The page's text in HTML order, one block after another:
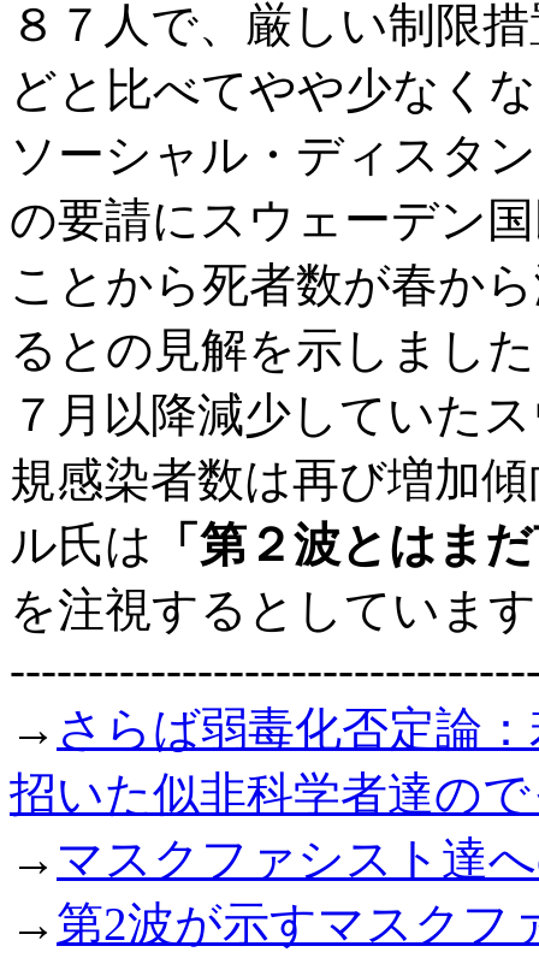
８７人で、厳しい制限
どと比べてやや少なく
ソーシャル・ディスタ
の要請にスウェーデン
ことから死者数が春か
るとの見解を示しまし
７月以降減少していた
規感染者数は再び増加
ル氏は 「第２波とはま
を注視するとしていま
→ さらば弱毒化否定論
招いた似非科学者達の
→ マスクファシスト達
→ 第2波が示すマスクフ